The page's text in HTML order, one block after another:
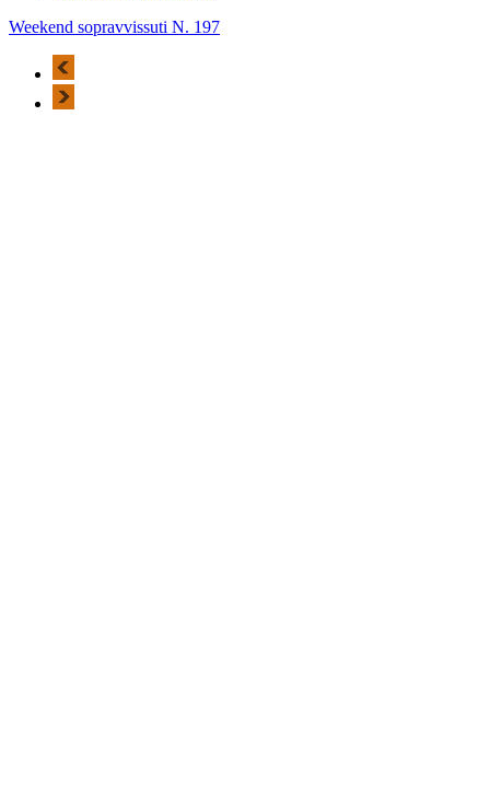
Weekend sopravvissuti N. 197